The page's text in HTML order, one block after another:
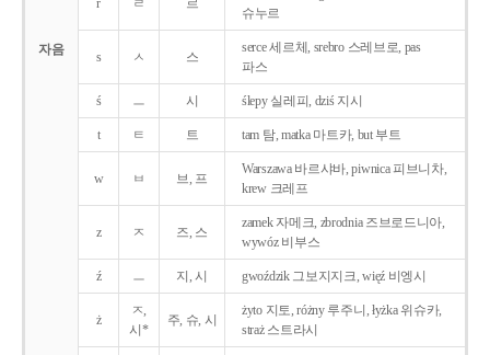
자음
r ㄹ 르
슈누르
s ㅅ 스
serce 세르체, srebro 스레브로, pas
파스
ś ㅡ 시 ślepy 실레피, dziś 지시
t ㅌ 트 tam 탐, matka 마트카, but 부트
w ㅂ 브, 프
Warszawa 바르샤바, piwnica 피브니차,
krew 크레프
z ㅈ 즈, 스
zamek 자메크, zbrodnia 즈브로드니아,
wywóz 비부스
ź ㅡ 지, 시 gwoździk 그보지지크, więź 비엥시
ż
ㅈ,
시*
주, 슈, 시
żyto 지토, różny 루주니, łyżka 위슈카,
straż 스트라시